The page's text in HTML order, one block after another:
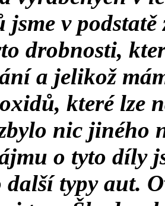
jsme v
drobnosti,
a jelikož
které lze
nic jiného
o tyto díly
typy aut.